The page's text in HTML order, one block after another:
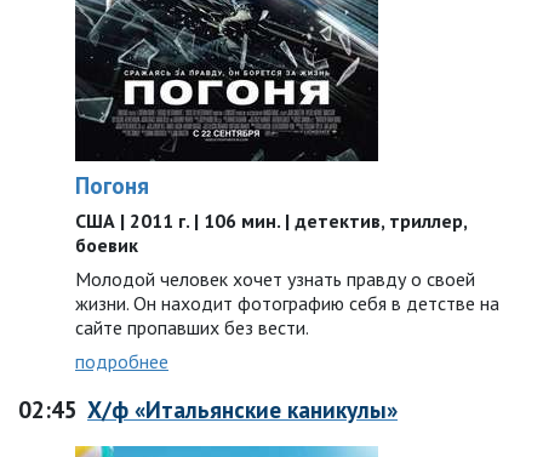
Погоня
США | 2011 г. | 106 мин. | детектив, триллер,
боевик
Молодой человек хочет узнать правду о своей
жизни. Он находит фотографию себя в детстве на
сайте пропавших без вести.
подробнее
02:45 Х/ф «Итальянские каникулы»